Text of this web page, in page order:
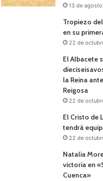
13 de
Tropiezo
en su
22 de
El Albacete
la Reina
Reigosa
22 de
El Cristo de
tendrá
22 de
Natalia
victoria en
Cuenca»